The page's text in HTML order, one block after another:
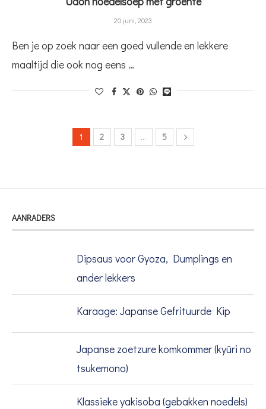
20 juni, 2023
Ben je op zoek naar een goed vullende en lekkere
maaltijd die ook nog eens …
1 2 3 … 5
AANRADERS
Dipsaus voor Gyoza, Dumplings en
ander lekkers
Karaage: Japanse Gefrituurde Kip
Japanse zoetzure komkommer (kyūri no
tsukemono)
Klassieke yakisoba (gebakken noedels)